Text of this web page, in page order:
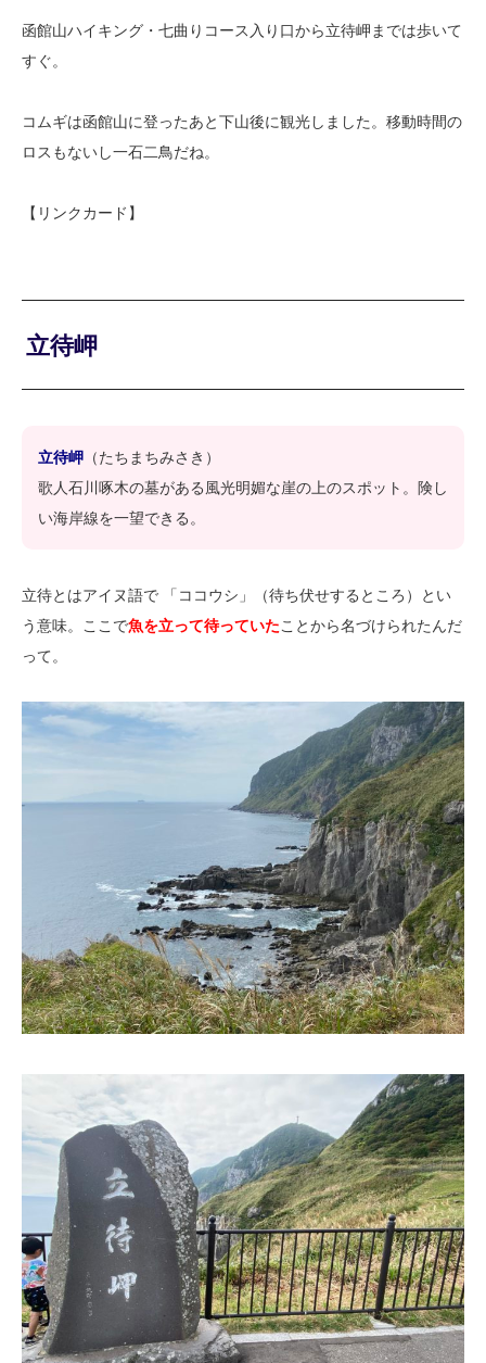
函館山ハイキング・七曲りコース入り口から立待岬までは歩いて
すぐ。
コムギは函館山に登ったあと下山後に観光しました。移動時間の
ロスもないし一石二鳥だね。
【リンクカード】
立待岬
立待岬 （たちまちみさき）
歌人石川啄木の墓がある風光明媚な崖の上のスポット。険し
い海岸線を一望できる。
立待とはアイヌ語で 「ココウシ」（待ち伏せするところ）とい
う意味。ここで魚を立って待っていたことから名づけられたんだ
って。